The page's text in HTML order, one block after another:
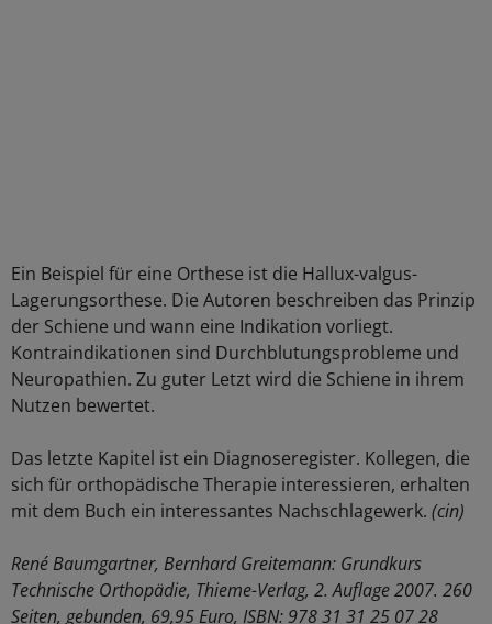
Ein Beispiel für eine Orthese ist die Hallux-valgus-
Lagerungsorthese. Die Autoren beschreiben das Prinzip
der Schiene und wann eine Indikation vorliegt.
Kontraindikationen sind Durchblutungsprobleme und
Neuropathien. Zu guter Letzt wird die Schiene in ihrem
Nutzen bewertet.
Das letzte Kapitel ist ein Diagnoseregister. Kollegen, die
sich für orthopädische Therapie interessieren, erhalten
mit dem Buch ein interessantes Nachschlagewerk. (cin)
René Baumgartner, Bernhard Greitemann: Grundkurs
Technische Orthopädie, Thieme-Verlag, 2. Auflage 2007. 260
Seiten, gebunden, 69,95 Euro, ISBN: 978 31 31 25 07 28